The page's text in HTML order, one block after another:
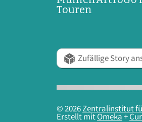
Touren
Zufällige Story
© 2026Zentralinstitut
Erstellt mitOmeka+